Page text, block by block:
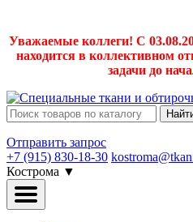
Уважаемые коллеги! С
находится в коллективном
задачи до
Отправить запрос
+7 (915) 830-18-30
Кострома ▼